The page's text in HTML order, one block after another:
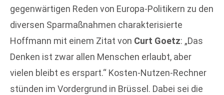
gegenwärtigen Reden von Europa-Politikern zu den
diversen Sparmaßnahmen charakterisierte
Hoffmann mit einem Zitat von Curt Goetz: „Das
Denken ist zwar allen Menschen erlaubt, aber
vielen bleibt es erspart.“ Kosten-Nutzen-Rechner
stünden im Vordergrund in Brüssel. Dabei sei die